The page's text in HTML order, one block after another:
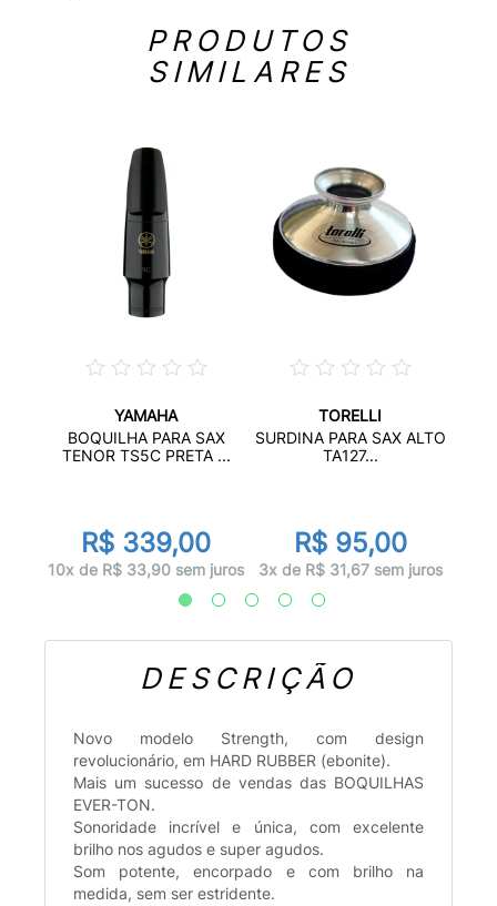
PRODUTOS
SIMILARES
YAMAHA
BOQUILHA PARA SAX
TENOR TS5C PRETA ...
R$ 339,00
10x de R$ 33,90 sem juros
TORELLI
SURDINA PARA SAX ALTO
TA127...
R$ 95,00
3x de R$ 31,67 sem juros
DESCRIÇÃO
Novo modelo Strength, com design
revolucionário, em HARD RUBBER (ebonite).
Mais um sucesso de vendas das BOQUILHAS
EVER-TON.
Sonoridade incrível e única, com excelente
brilho nos agudos e super agudos.
Som potente, encorpado e com brilho na
medida, sem ser estridente.